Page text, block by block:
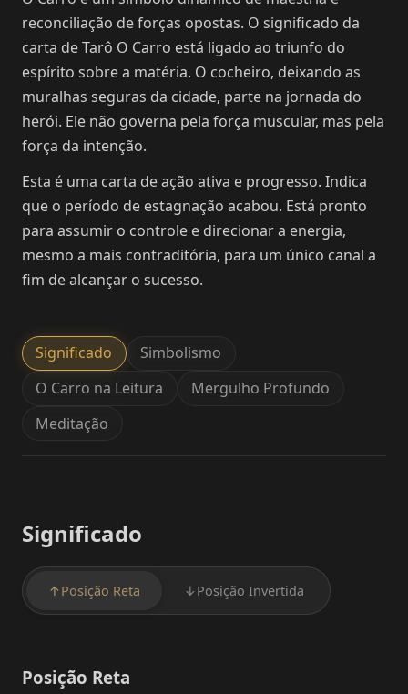
reconciliação de forças opostas. O significado da
carta de Tarô O Carro está ligado ao triunfo do
espírito sobre a matéria. O cocheiro, deixando as
muralhas seguras da cidade, parte na jornada do
herói. Ele não governa pela força muscular, mas pela
força da intenção.
Esta é uma carta de ação ativa e progresso. Indica
que o período de estagnação acabou. Está pronto
para assumir o controle e direcionar a energia,
mesmo a mais contraditória, para um único canal a
fim de alcançar o sucesso.
Significado
Simbolismo
O Carro na Leitura
Mergulho Profundo
Meditação
Significado
↑ Posição Reta ↓ Posição Invertida
Posição Reta